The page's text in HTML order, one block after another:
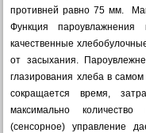
противней равно 75 мм.
Функция
качественные
от засыхания.
глазирования хлеба в
сокращается время,
максимально
(сенсорное) управление